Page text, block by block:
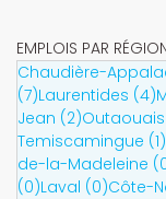
EMPLOIS PAR
Chaudière-
(7)Laurentides (4)
Jean (2)Outaouais
Temiscamingue (1)
de-la-Madeleine
(0)Laval (0)Côte-